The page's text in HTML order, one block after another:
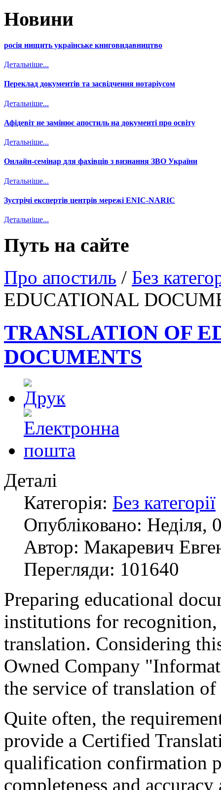
Новини
росія нищить українське книговидавництво
Детальніше...
Переклад документів та засвідчення нотаріусом
Детальніше...
Афідевіт не замінює апостиль на документі про освіту
Детальніше...
Онлайн-семінар для фахівців з визнання ЗВО України
Детальніше...
Зустрічі експертів центрів мережі ENIC-NARIC
Детальніше...
Путь на сайте
Про апостиль / Без
EDUCATIONAL
TRANSLATION OF
DOCUMENTS
Деталі
Категорія: Без категорії
Опубліковано: Неділя,
Автор: Макаревич
Перегляди: 101640
Preparing educational
institutions for recognition,
translation. Considering
Owned Company
the service of translation
Quite often, the
provide a Certified
qualification confirmation
completeness and